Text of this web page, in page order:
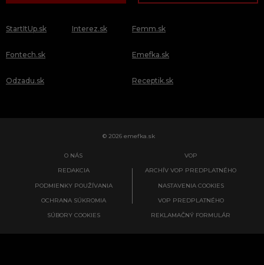
StartItUp.sk
Fontech.sk
Odzadu.sk
Interez.sk Femm.sk
Emefka.sk
Receptik.sk
© 2026 emefka.sk
O NÁS
REDAKCIA
PODMIENKY POUŽÍVANIA
OCHRANA SÚKROMIA
SÚBORY COOKIES
VOP
ARCHÍV VOP PREDPLATNÉHO
NASTAVENIA COOKIES
VOP PREDPLATNÉHO
REKLAMAČNÝ FORMULÁR